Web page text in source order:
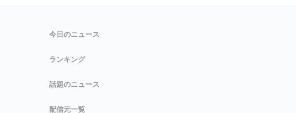
今日のニュース
ランキング
話題のニュース
配信元一覧